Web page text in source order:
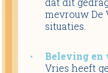
mevrouw De
situaties.
Beleving en
Vries heeft